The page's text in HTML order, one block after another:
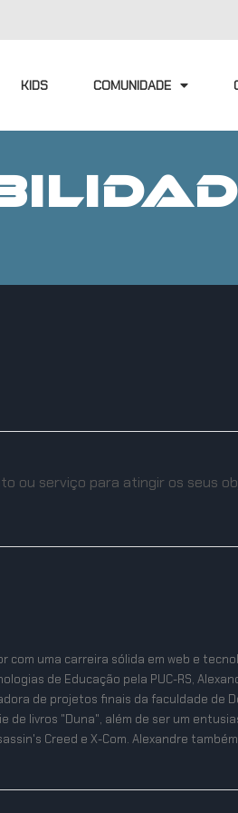
KIDS COMUNIDADE
ou serviço para atingir os seus
com uma carreira sólida em web e
de Educação pela PUC-RS,
de projetos finais da faculdade de
de livros "Duna", além de ser um
Creed e X-Com. Alexandre